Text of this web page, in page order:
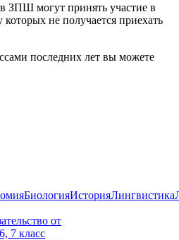
в ЗПШ могут принять участие в
не получается приехать
последних лет вы можете
БиологияИсторияЛингвистика
от
7 класс